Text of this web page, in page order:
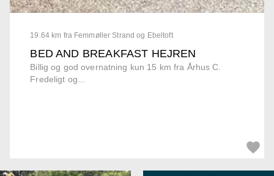
19.64 km fra Femmøller Strand og Ebeltoft
BED AND BREAKFAST HEJREN
Billig og god overnatning kun 15 km fra Århus C.
Fredeligt og...